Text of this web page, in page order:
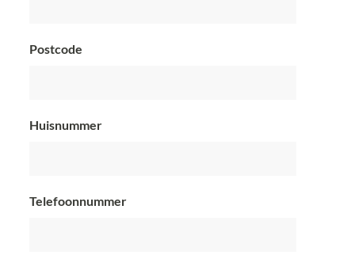
Postcode
Huisnummer
Telefoonnummer